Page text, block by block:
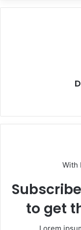
With
to get
Lorem